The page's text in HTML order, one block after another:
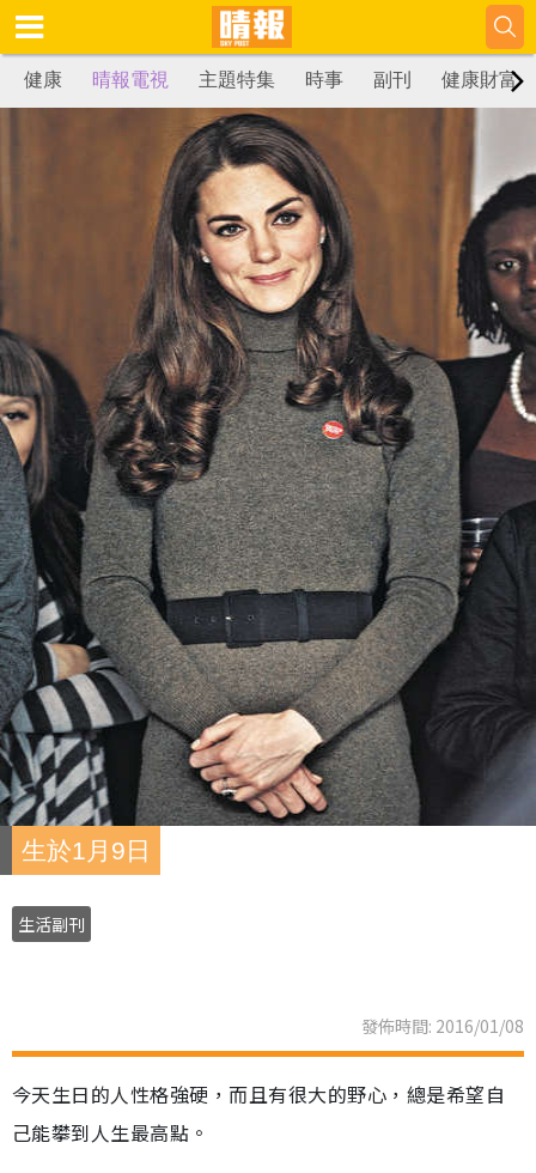
健康 晴報電視 主題特集 時事 副刊 健康財富
生於1月9日
生活副刊
發佈時間: 2016/01/08
今天生日的人性格強硬，而且有很大的野心，總是希望自
己能攀到人生最高點。